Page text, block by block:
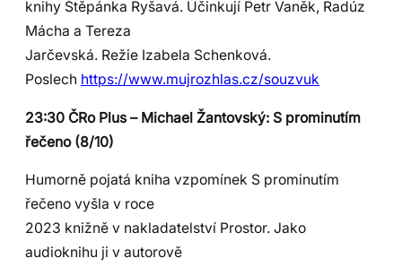
knihy Štěpánka Ryšavá. Účinkují Petr Vaněk, Radúz
Mácha a Tereza
Jarčevská. Režie Izabela Schenková.
Poslech https://www.mujrozhlas.cz/souzvuk
23:30 ČRo Plus – Michael Žantovský: S prominutím
řečeno (8/10)
Humorně pojatá kniha vzpomínek S prominutím
řečeno vyšla v roce
2023 knižně v nakladatelství Prostor. Jako
audioknihu ji v autorově